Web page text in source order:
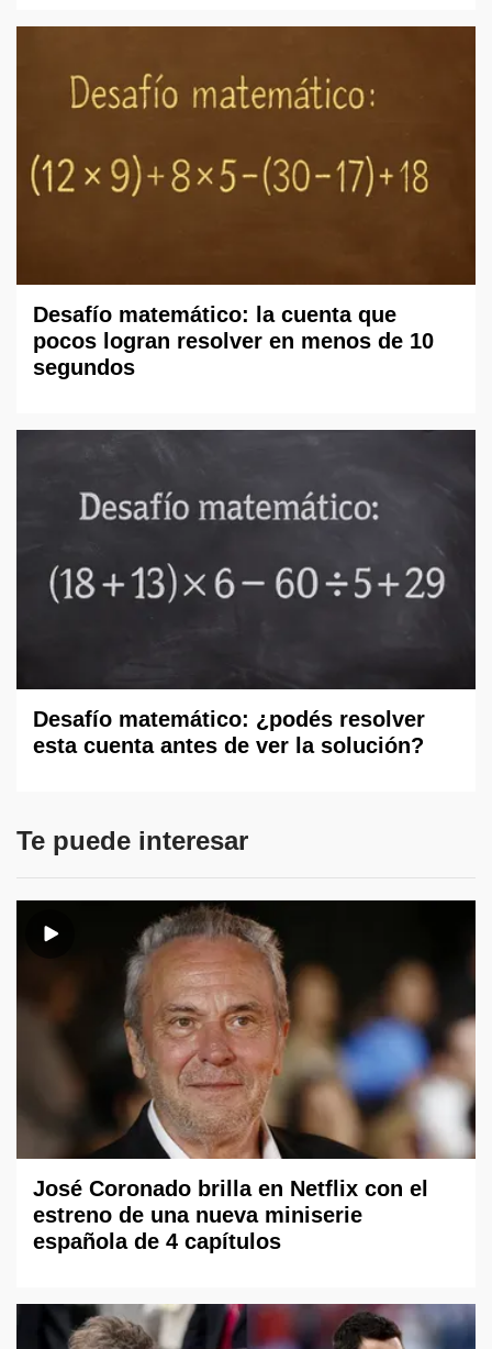
Desafío matemático: la cuenta que
pocos logran resolver en menos de 10
segundos
Desafío matemático: ¿podés resolver
esta cuenta antes de ver la solución?
Te puede interesar
José Coronado brilla en Netflix con el
estreno de una nueva miniserie
española de 4 capítulos